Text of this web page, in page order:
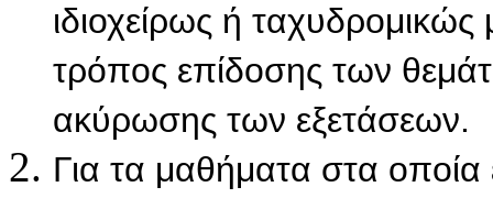
ιδιοχείρως ή
τρόπος επίδοσης των
ακύρωσης των εξετάσεων.
Για τα μαθήματα στα οποία